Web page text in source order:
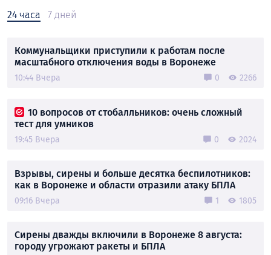
24 часа 7 дней
Коммунальщики приступили к работам после
масштабного отключения воды в Воронеже
10:44 Вчера 0 2266
10 вопросов от стобалльников: очень сложный
тест для умников
19:45 Вчера 0 2024
Взрывы, сирены и больше десятка беспилотников:
как в Воронеже и области отразили атаку БПЛА
09:16 Вчера 1 1805
Сирены дважды включили в Воронеже 8 августа:
городу угрожают ракеты и БПЛА